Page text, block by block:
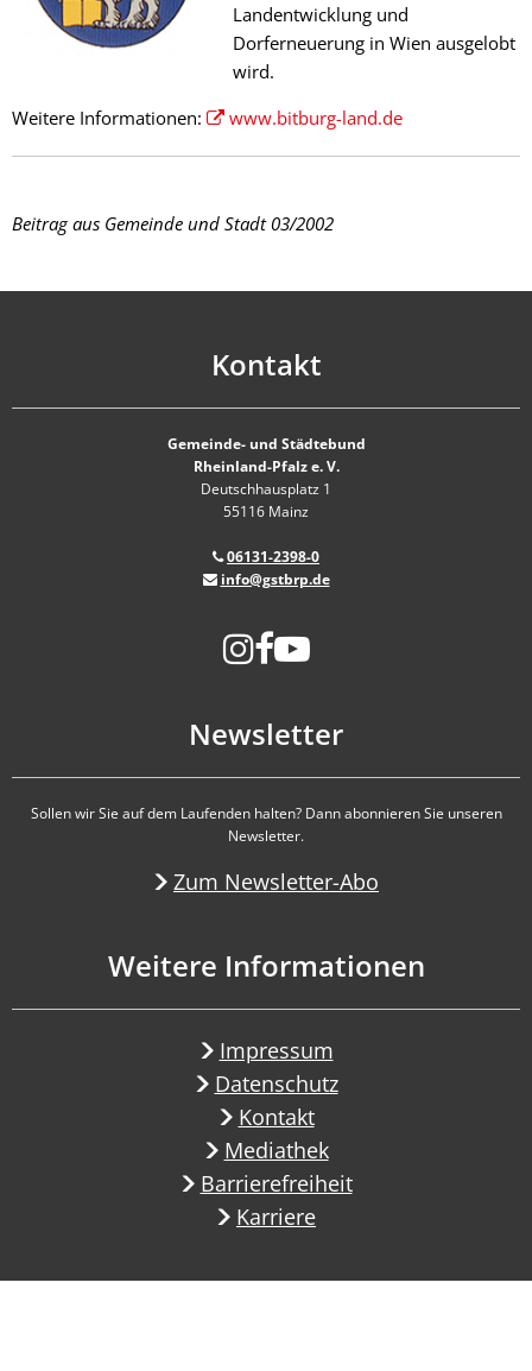
Landentwicklung und
Dorferneuerung in Wien ausgelobt
wird.
Weitere Informationen:
www.bitburg-land.de
Beitrag aus Gemeinde und Stadt 03/2002
Kontakt
Gemeinde- und Städtebund
Rheinland-Pfalz e. V.
Deutschhausplatz 1
55116 Mainz
06131-2398-0
info@gstbrp.de
Newsletter
Sollen wir Sie auf dem Laufenden halten? Dann abonnieren Sie unseren
Newsletter.
Zum Newsletter-Abo
Weitere Informationen
Impressum
Datenschutz
Kontakt
Mediathek
Barrierefreiheit
Karriere